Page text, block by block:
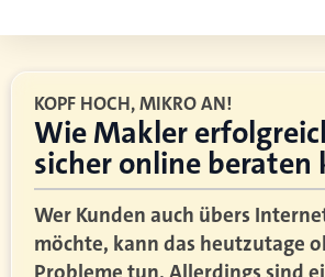
KOPF HOCH, MIKRO AN!
Wie Makler
sicher online beraten
Wer Kunden auch übers
möchte, kann das heutzutage